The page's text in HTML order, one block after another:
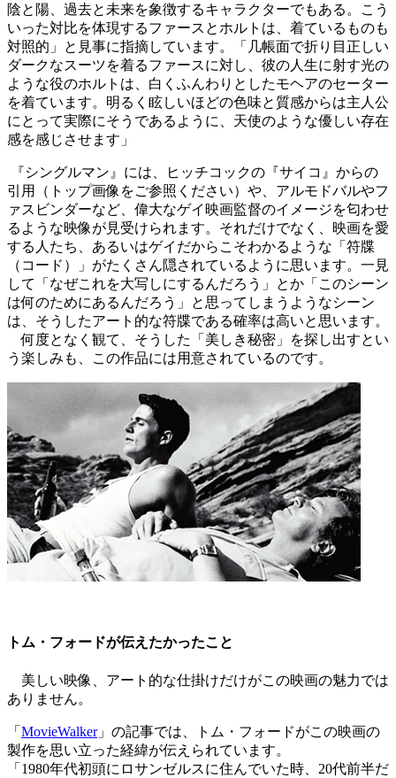
陰と陽、過去と未来を象徴するキャラクターでもある。こう
いった対比を体現するファースとホルトは、着ているものも
対照的」と見事に指摘しています。「几帳面で折り目正しい
ダークなスーツを着るファースに対し、彼の人生に射す光の
ような役のホルトは、白くふんわりとしたモヘアのセーター
を着ています。明るく眩しいほどの色味と質感からは主人公
にとって実際にそうであるように、天使のような優しい存在
感を感じさせます」
『シングルマン』には、ヒッチコックの『サイコ』からの
引用（トップ画像をご参照ください）や、アルモドバルやフ
ァスビンダーなど、偉大なゲイ映画監督のイメージを匂わせ
るような映像が見受けられます。それだけでなく、映画を愛
する人たち、あるいはゲイだからこそわかるような「符牒
（コード）」がたくさん隠されているように思います。一見
して「なぜこれを大写しにするんだろう」とか「このシーン
は何のためにあるんだろう」と思ってしまうようなシーン
は、そうしたアート的な符牒である確率は高いと思います。
何度となく観て、そうした「美しき秘密」を探し出すとい
う楽しみも、この作品には用意されているのです。
トム・フォードが伝えたかったこと
美しい映像、アート的な仕掛けだけがこの映画の魅力では
ありません。
「 MovieWalker」 の記事では、トム・フォードがこの映画の
製作を思い立った経緯が伝えられています。
「 1980年代初頭にロサンゼルスに住んでいた時、 20代前半だ